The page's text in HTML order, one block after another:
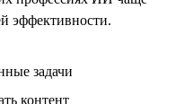
эффективности.
задачи
контент